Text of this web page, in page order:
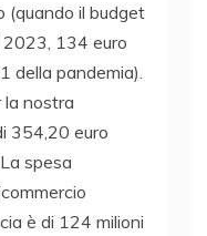
(quando il budget
134 euro
della pandemia).
la nostra
354,20 euro
spesa
è di 124 milioni